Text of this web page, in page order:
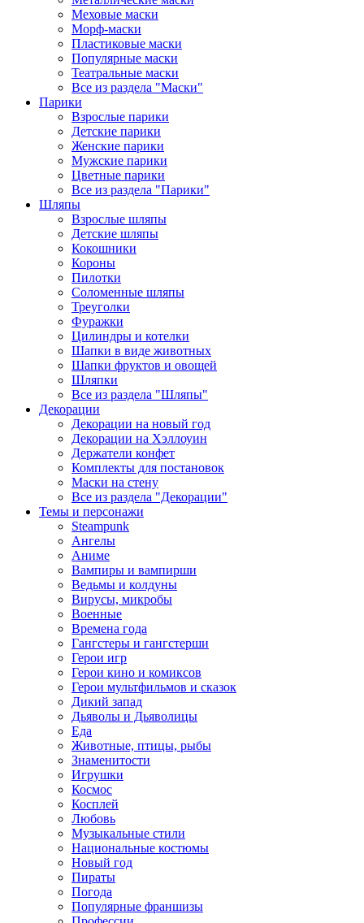
Меховые маски
Морф-маски
Пластиковые маски
Популярные маски
Театральные маски
Все из раздела "Маски"
Парики
Взрослые парики
Детские парики
Женские парики
Мужские парики
Цветные парики
Все из раздела "Парики"
Шляпы
Взрослые шляпы
Детские шляпы
Кокошники
Короны
Пилотки
Соломенные шляпы
Треуголки
Фуражки
Цилиндры и котелки
Шапки в виде животных
Шапки фруктов и овощей
Шляпки
Все из раздела "Шляпы"
Декорации
Декорации на новый год
Декорации на Хэллоуин
Держатели конфет
Комплекты для постановок
Маски на стену
Все из раздела "Декорации"
Темы и персонажи
Steampunk
Ангелы
Аниме
Вампиры и вампирши
Ведьмы и колдуны
Вирусы, микробы
Военные
Времена года
Гангстеры и гангстерши
Герои игр
Герои кино и комиксов
Герои мультфильмов и сказок
Дикий запад
Дьяволы и Дьяволицы
Еда
Животные, птицы, рыбы
Знаменитости
Игрушки
Космос
Косплей
Любовь
Музыкальные стили
Национальные костюмы
Новый год
Пираты
Погода
Популярные франшизы